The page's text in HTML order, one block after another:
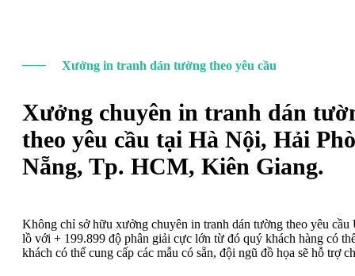
Xưởng in tranh dán tường theo yêu cầu
Xưởng chuyên in tranh dán
theo yêu cầu tại Hà Nội, Hải
Nẵng, Tp. HCM, Kiên Giang.
Không chỉ sở hữu xưởng chuyên in tranh dán tường theo yêu
lồ với + 199.899 độ phân giải cực lớn từ đó quý khách hàng có
khách có thể cung cấp các mẫu có sẵn, đội ngũ đồ họa sẽ hỗ trợ